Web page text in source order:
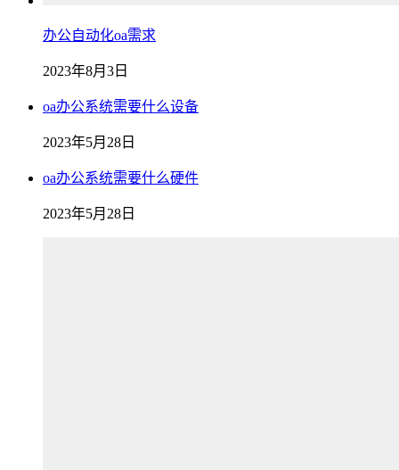
办公自动化oa需求
2023年8月3日
oa办公系统需要什么设备
2023年5月28日
oa办公系统需要什么硬件
2023年5月28日